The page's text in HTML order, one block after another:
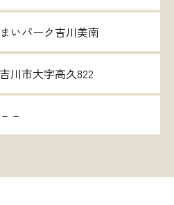
いパーク吉川美南
川市大字高久822
－